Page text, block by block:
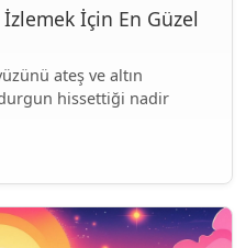
İzlemek İçin En Güzel
ateş ve altın
hissettiği nadir